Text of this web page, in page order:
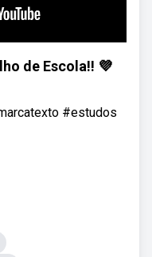
de Escola!! 💜
#estudos